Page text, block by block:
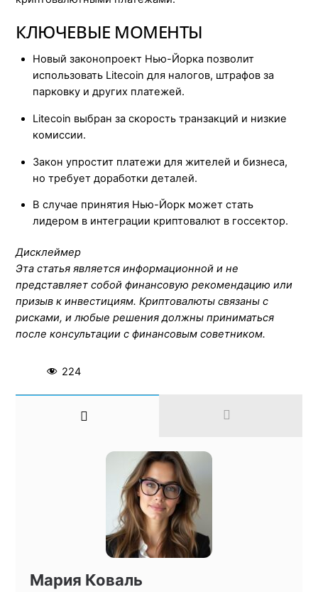
КЛЮЧЕВЫЕ МОМЕНТЫ
Новый законопроект Нью-Йорка позволит
использовать Litecoin для налогов, штрафов за
парковку и других платежей.
Litecoin выбран за скорость транзакций и низкие
комиссии.
Закон упростит платежи для жителей и бизнеса,
но требует доработки деталей.
В случае принятия Нью-Йорк может стать
лидером в интеграции криптовалют в госсектор.
Дисклеймер
Эта статья является информационной и не
представляет собой финансовую рекомендацию или
призыв к инвестициям. Криптовалюты связаны с
рисками, и любые решения должны приниматься
после консультации с финансовым советником.
224
Мария Коваль